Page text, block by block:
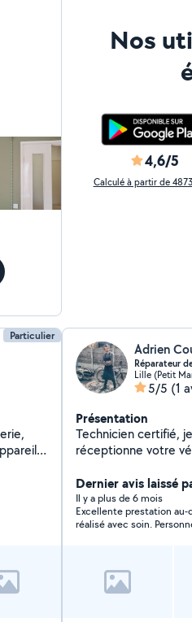
Nos
4,6/5
Calculé à partir de
Particulier
Adrien
Réparateur
Lille (Petit
5/5 (1
Présentation
Technicien certifié, je me déplace à domicile ou
réceptionne votre
changement de
roue, changement
purge de frein
de montage
Dernier avis laissé
Il y a plus de 6 mois
Excellente prestation
réalisé avec soin.